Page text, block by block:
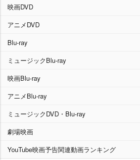
映画DVD
アニメDVD
Blu-ray
ミュージックBlu-ray
映画Blu-ray
アニメBlu-ray
ミュージックDVD・Blu-ray
劇場映画
YouTube映画予告関連動画ランキング